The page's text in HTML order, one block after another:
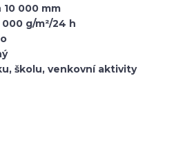
10 000 mm
000 g/m²/24 h
školu, venkovní aktivity